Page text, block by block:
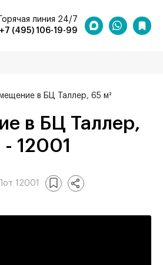
+7 (495) 106-19-99
Горячая линия 24/7
в БЦ Таллер, 65 м²
12001
Лот 12001